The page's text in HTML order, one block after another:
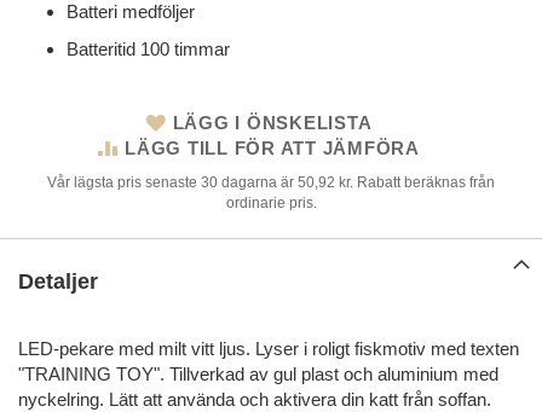
Batteri medföljer
Batteritid 100 timmar
LÄGG I ÖNSKELISTA
LÄGG TILL FÖR ATT JÄMFÖRA
Vår lägsta pris senaste 30 dagarna är 50,92 kr. Rabatt beräknas från
ordinarie pris.
Detaljer
LED-pekare med milt vitt ljus. Lyser i roligt fiskmotiv med texten
"TRAINING TOY". Tillverkad av gul plast och aluminium med
nyckelring. Lätt att använda och aktivera din katt från soffan.